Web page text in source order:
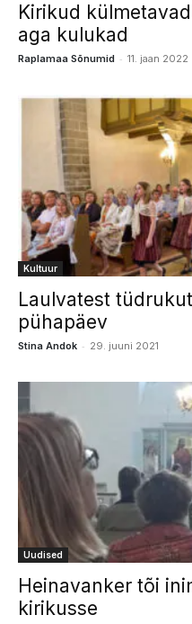
Kirikud
aga kulukad
Raplamaa Sõnumid - 11. jaan 2022
Kultuur
Laulvatest
pühapäev
Stina Andok - 29. juuni 2021
Uudised
Heinavanker tõi
kirikusse